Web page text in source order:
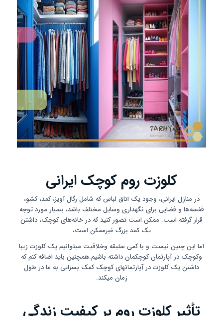
کلوزت روم کوچک ایرانی
در منازل ایرانی، وجود یک اتاق لباس که شامل رگال آویز، کمد، کشو،
قفسه‌ها و فضایی برای نگهداری وسایل مختلف باشد، بسیار مورد توجه
قرار گرفته است. ممکن است تصور کنید که در خانه‌های کوچک، داشتن
یک کمد بزرگ غیرممکن است،
اما این چنین نیست و با کمی سلیقه وخلاقیت میتوانیم یک کلوزت زیبا
وکوچک در آپارتمان کوچکمان داشته باشیم.همچنین باید اضافه کنم که
داشتن یک کلوزت در آپارتمانهای کوچک کمک بسزایی به ما در طول
زمان میکند.
تأثیر کلوزت روم بر کیفیت زندگی